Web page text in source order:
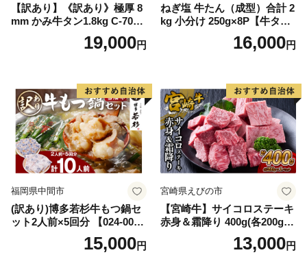
【訳あり】《訳あり》極厚 8
mm かみ牛タン1.8kg C-709-
19,000円
ねぎ塩 牛たん（成型）合計 2
kg 小分け 250g×8P【牛タン
牛肉 焼肉用 薄切り 訳あり サ
16,000円
福岡県中間市
(訳あり)博多若杉牛もつ鍋セ
ット2人前×5回分 【024-002
15,000円
宮崎県えびの市
【宮崎牛】サイコロステーキ
赤身＆霜降り 400g(各200g×
１P 計2P) 真空パック 冷凍
13,000円